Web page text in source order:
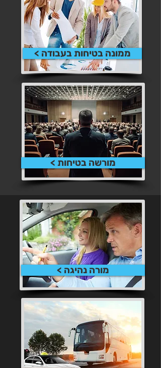
ממונה בטיחות בעבודה >
מורשה בטיחות >
מורה נהיגה >